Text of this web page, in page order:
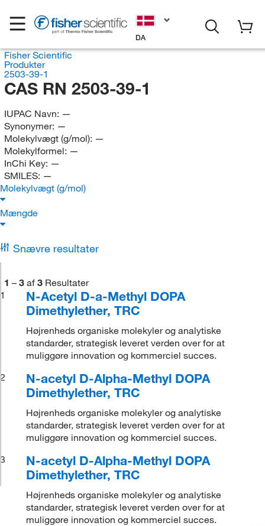
DA
Fisher Scientific
Produkter
2503-39-1
CAS RN 2503-39-1
IUPAC Navn: —
Synonymer: —
Molekylvægt (g/mol): —
Molekylformel: —
InChi Key: —
SMILES: —
Molekylvægt (g/mol)
Mængde
Snævre resultater
1 – 3 af 3 Resultater
1
N-Acetyl D-a-Methyl DOPA
Dimethylether, TRC
Højrenheds organiske molekyler og analytiske
standarder, strategisk leveret verden over for at
muliggøre innovation og kommerciel succes.
2
N-acetyl D-Alpha-Methyl DOPA
Dimethylether, TRC
Højrenheds organiske molekyler og analytiske
standarder, strategisk leveret verden over for at
muliggøre innovation og kommerciel succes.
3
N-acetyl D-Alpha-Methyl DOPA
Dimethylether, TRC
Højrenheds organiske molekyler og analytiske
standarder, strategisk leveret verden over for at
muliggøre innovation og kommerciel succes.